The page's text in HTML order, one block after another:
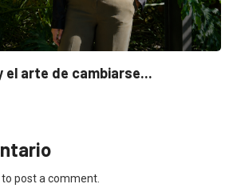
el arte de cambiarse...
to post a comment.